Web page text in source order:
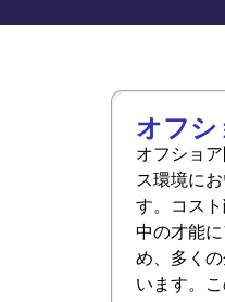
オフシ
オフショ
ス環境に
す。コス
中の才能
め、多く
います。